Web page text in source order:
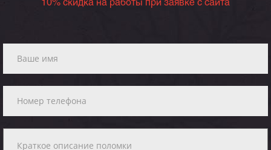
10% скидка на работы при заявке с сайта